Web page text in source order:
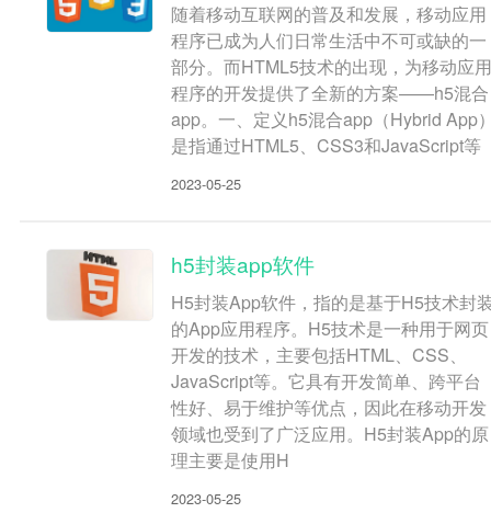
随着移动互联网的普及和发展，移动应用
程序已成为人们日常生活中不可或缺的一
部分。而HTML5技术的出现，为移动应用
程序的开发提供了全新的方案——h5混合
app。一、定义h5混合app（Hybrid App
是指通过HTML5、CSS3和JavaScript等
2023-05-25
h5封装app软件
H5封装App软件，指的是基于H5技术封
的App应用程序。H5技术是一种用于网页
开发的技术，主要包括HTML、CSS、
JavaScript等。它具有开发简单、跨平台
性好、易于维护等优点，因此在移动开发
领域也受到了广泛应用。H5封装App的原
理主要是使用H
2023-05-25